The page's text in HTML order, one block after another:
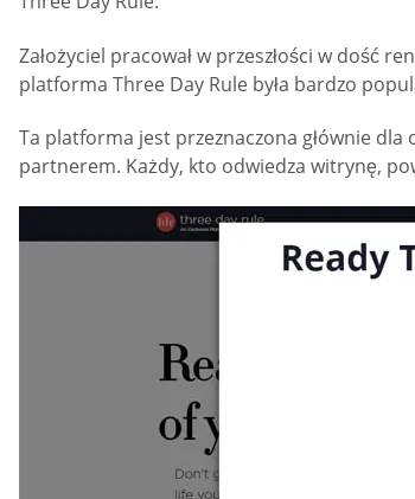
Założyciel pracował w przeszłości w dość
platforma Three Day Rule była bardzo
Ta platforma jest przeznaczona głównie dla
partnerem. Każdy, kto odwiedza witrynę,